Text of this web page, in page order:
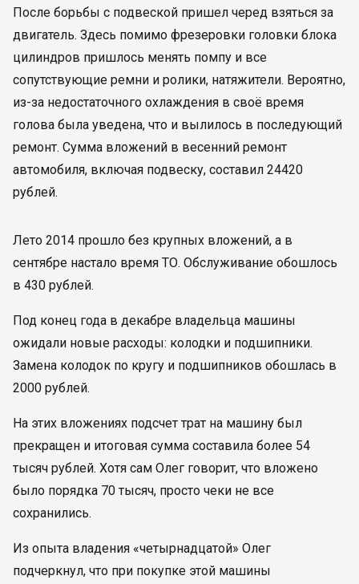
После борьбы с подвеской пришел черед взяться за
двигатель. Здесь помимо фрезеровки головки блока
цилиндров пришлось менять помпу и все
сопутствующие ремни и ролики, натяжители. Вероятно,
из-за недостаточного охлаждения в своё время
голова была уведена, что и вылилось в последующий
ремонт. Сумма вложений в весенний ремонт
автомобиля, включая подвеску, составил 24420
рублей.
Лето 2014 прошло без крупных вложений, а в
сентябре настало время ТО. Обслуживание обошлось
в 430 рублей.
Под конец года в декабре владельца машины
ожидали новые расходы: колодки и подшипники.
Замена колодок по кругу и подшипников обошлась в
2000 рублей.
На этих вложениях подсчет трат на машину был
прекращен и итоговая сумма составила более 54
тысяч рублей. Хотя сам Олег говорит, что вложено
было порядка 70 тысяч, просто чеки не все
сохранились.
Из опыта владения «четырнадцатой» Олег
подчеркнул, что при покупке этой машины